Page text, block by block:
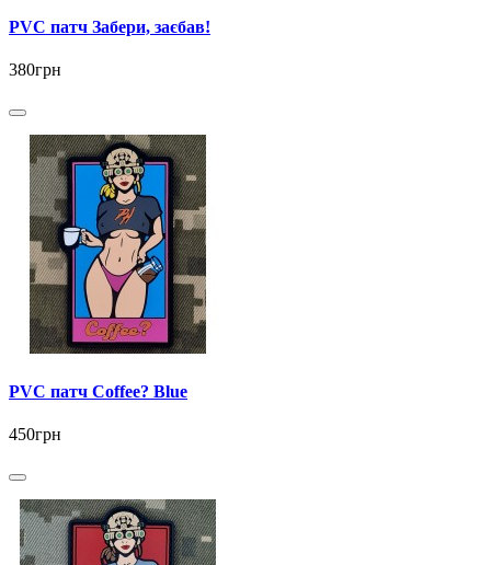
PVC патч Забери, заєбав!
380грн
PVC патч Coffee? Blue
450грн